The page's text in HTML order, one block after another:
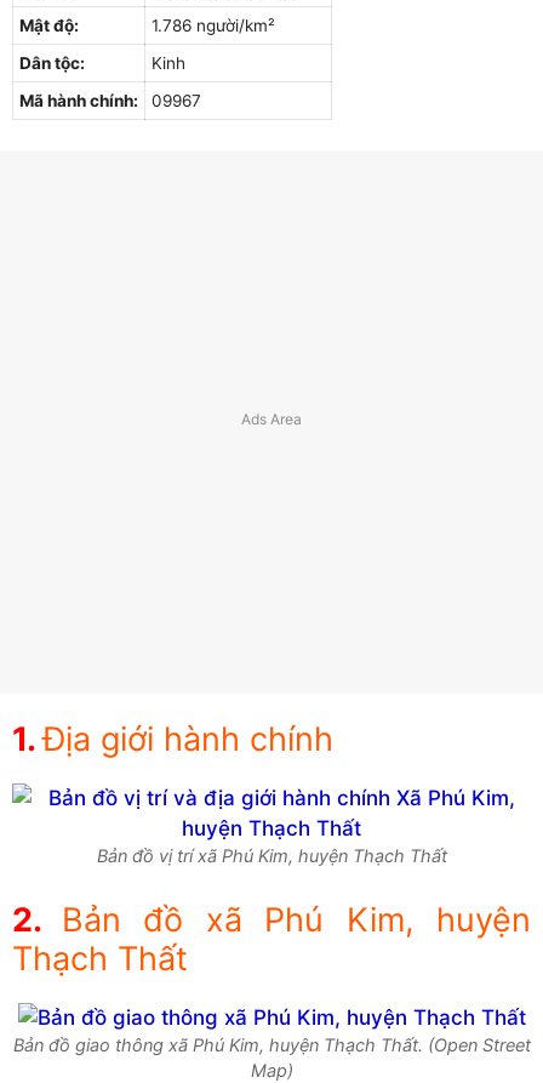
Mật độ:
1.786 người/km²
Dân tộc:
Kinh
Mã hành chính:
09967
Địa giới hành chính
Bản đồ vị trí xã Phú Kim, huyện Thạch Thất
Bản đồ xã Phú Kim, huyện
Thạch Thất
Bản đồ giao thông xã Phú Kim, huyện Thạch Thất. (Open Street
Map)